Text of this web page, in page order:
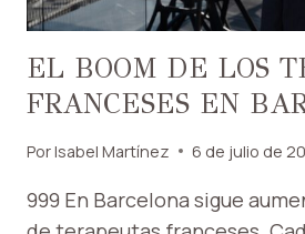
EL BOOM DE LOS
FRANCESES EN
PorIsabel Martínez 6 de julio de
999 En Barcelona sigue